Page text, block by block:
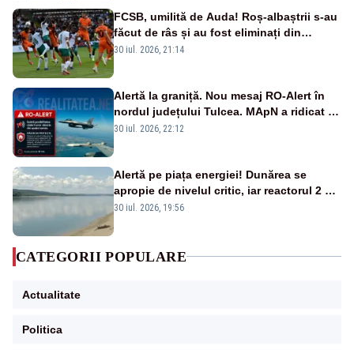
FCSB, umilită de Auda! Roș-albaștrii s-au
făcut de râs și au fost eliminați din
Conference League
30 iul. 2026, 21:14
Alertă la graniță. Nou mesaj RO-Alert în
nordul județului Tulcea. MApN a ridicat de
la sol două avioane F-16
30 iul. 2026, 22:12
Alertă pe piața energiei! Dunărea se
apropie de nivelul critic, iar reactorul 2 de
la Cernavodă ar putea fi oprit
30 iul. 2026, 19:56
CATEGORII POPULARE
Actualitate
Politica